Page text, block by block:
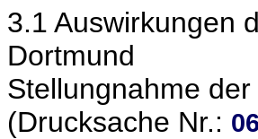
3.1 Auswirkungen
Dortmund
Stellungnahme
(Drucksache Nr.: